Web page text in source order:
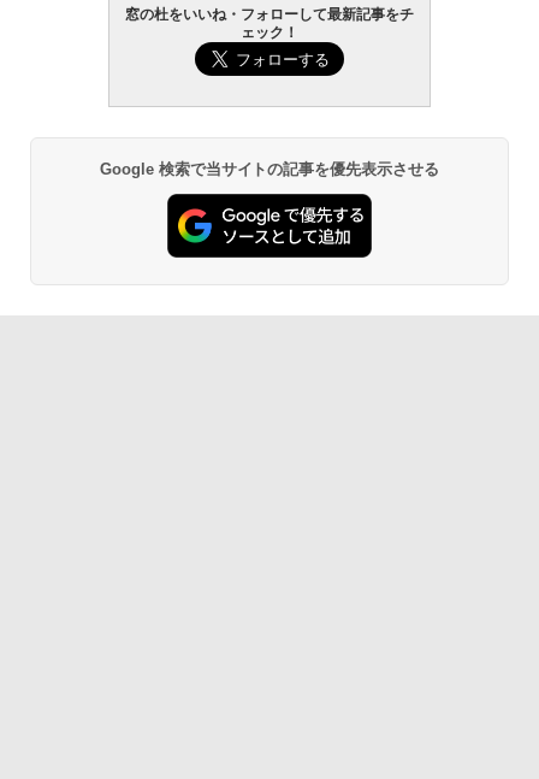
窓の杜をいいね・フォローして最新記事をチ
ェック！
Google 検索で当サイトの記事を優先表示させる